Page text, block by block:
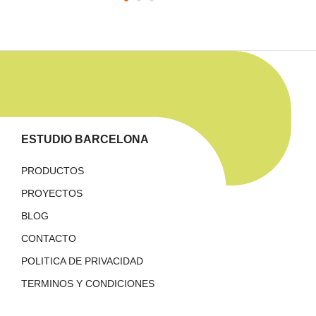
ESTUDIO BARCELONA
PRODUCTOS
PROYECTOS
BLOG
CONTACTO
POLITICA DE PRIVACIDAD
TERMINOS Y CONDICIONES